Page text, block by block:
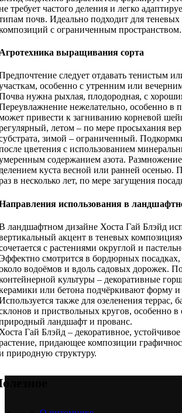
требует частого деления и легко
почв. Идеально подходит для теневых
с ограниченным пространством.
выращивания сорта
следует отдавать тенистым
особенно с утренним или
нужна рыхлая, плодородная, с
нежелательно, особенно в
привести к загниванию корневой
летом – по мере просыхания
зимой – ограниченный.
цветения с использованием
содержанием азота. Размножение
куста весной или ранней осенью.
в несколько лет, по мере загущения
использования в
ландшафтном дизайне Хоста Гай Блэйд
акцент в теневых
с растениями округлой и
смотрится в бордюрных посадках,
водоёмов и вдоль садовых дорожек.
культуры – декоративные
или бетона подчёркивают форму и
также для озеленения террас,
и приствольных кругов, особенно в
ландшафт и прованс.
Гай Блэйд – декоративное, устойчивое
придающее композиции
природную структуру.